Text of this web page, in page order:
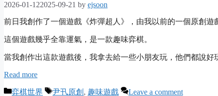
2026-01-122025-09-21 by ejsoon
前日我創作了一個遊戲《炸彈超人》，由我以前的一個原創遊
這個遊戲幾乎全靠運氣，是一款趣味弈棋。
當我創作出這款遊戲後，我拿去給一些小朋友玩，他們都說好
Read more
Categories
弈棋世界 Tags
尹卂原創 , 趣味遊戲 Leave a comment